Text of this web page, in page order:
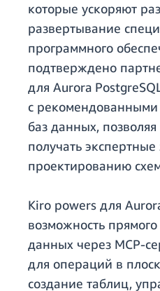
которые ускоряют
развертывание
программного
подтверждено
для Aurora
с
баз данных,
получать
проектированию
Kiro powers для
возможность
данных через MCP-
для операций в
создание таблиц,